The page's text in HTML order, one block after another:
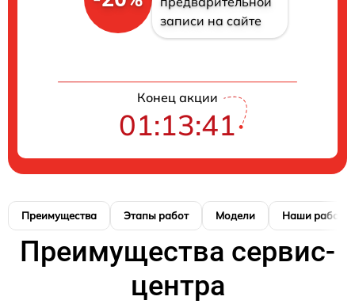
записи на сайте
Конец акции
01:13:40
Преимущества Этапы работ Модели Наши работы
Преимущества сервис-
центра